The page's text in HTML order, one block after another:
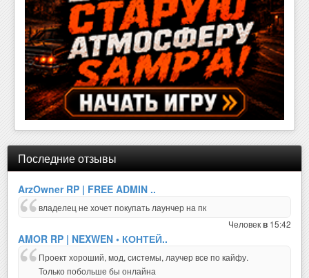
Последние отзывы
ArzOwner RP | FREE ADMIN ..
владелец не хочет покупать лаунчер на пк
Человекв 15:42
AMOR RP | NEXWEN • КОНТЕЙ..
Проект хороший, мод, системы, лаучер все по кайфу.
Только побольше бы онлайна